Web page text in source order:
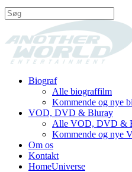
Biograf
Alle biograffilm
Kommende og nye
VOD, DVD & Bluray
Alle VOD, DVD &
Kommende og nye
Om os
Kontakt
HomeUniverse